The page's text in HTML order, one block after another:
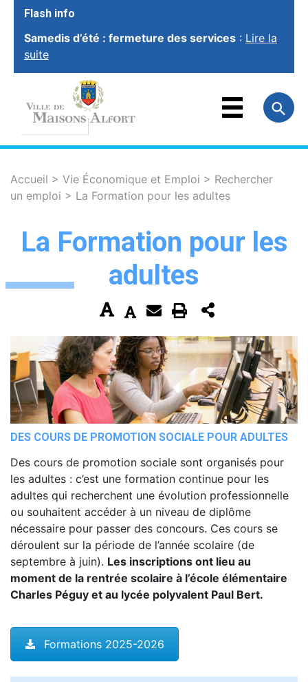
Flash info
Samedis d’été : fermeture des services : Lire la
suite
VOTRE MAIRIE
FAMILLEET ÉDUCATION
VOTRE CADREDE VIE
SOCIAL ETSOLIDARITÉ
VIE ÉCONOMIQUEET EMPLOI
SPORT, CULTURE ET LOISIRS
Accueil > Vie Économique et Emploi > Rechercher
un emploi > La Formation pour les adultes
La Formation pour les
adultes
DES COURS DE PROMOTION SOCIALE POUR ADULTES
Des cours de promotion sociale sont organisés pour
les adultes : c’est une formation continue pour les
adultes qui recherchent une évolution professionnelle
ou souhaitent accéder à un niveau de diplôme
nécessaire pour passer des concours. Ces cours se
déroulent sur la période de l’année scolaire (de
septembre à juin). Les inscriptions ont lieu au
moment de la rentrée scolaire à l’école élémentaire
Charles Péguy et au lycée polyvalent Paul Bert.
Formations 2025-2026